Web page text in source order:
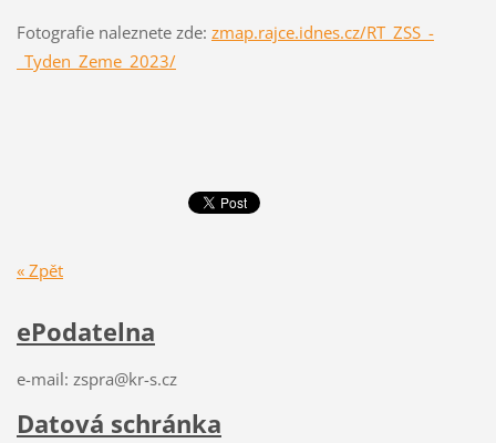
Fotografie naleznete zde: zmap.rajce.idnes.cz/RT_ZSS_-
_Tyden_Zeme_2023/
« Zpět
ePodatelna
e-mail: zspra@kr-s.cz
Datová schránka